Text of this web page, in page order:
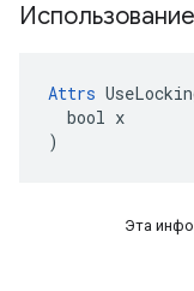
Attrs
  bool x
)
Эта